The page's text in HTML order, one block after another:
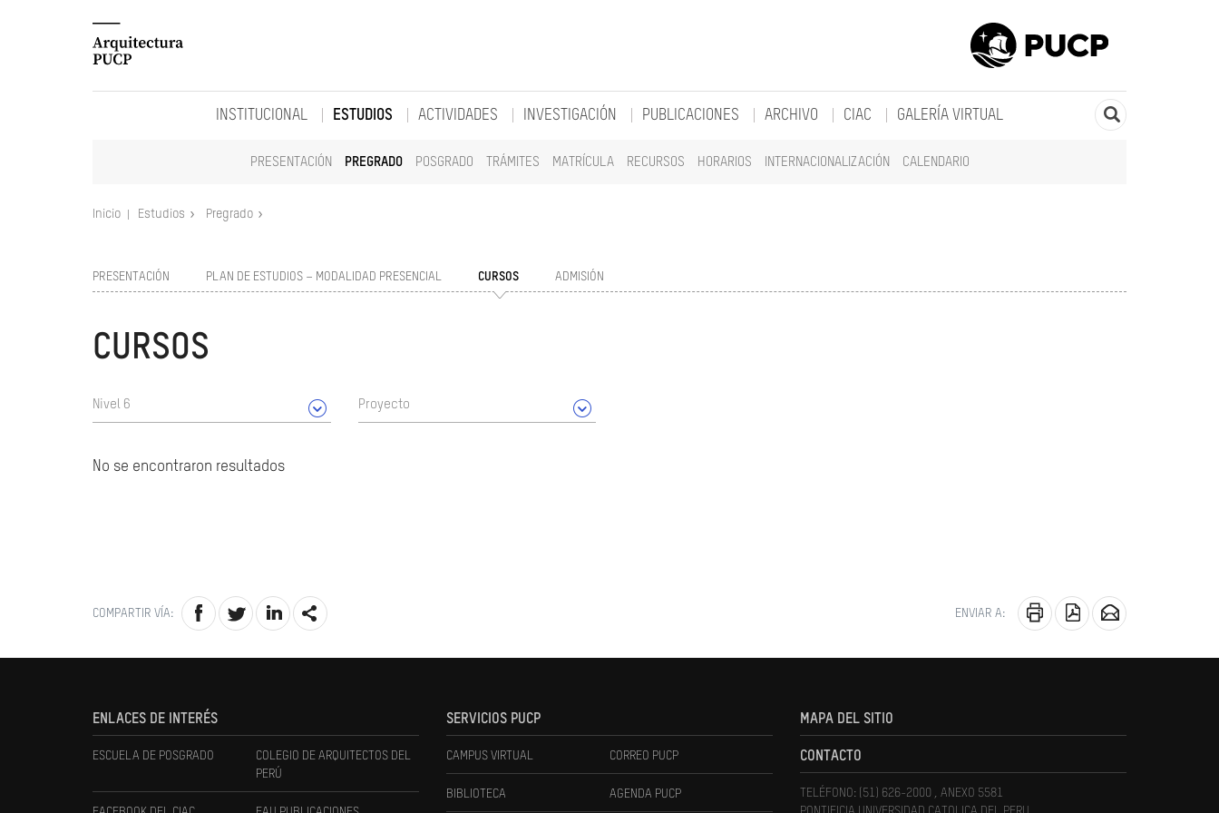
INSTITUCIONAL ESTUDIOS
PRESENTACIÓN PREGRADO POSGRADO TRÁMITES MATRÍCULA RECURSOS HORARIOS INTERNACIONALIZACIÓN CALENDARIO
ACTIVIDADES INVESTIGACIÓN PUBLICACIONES ARCHIVO CIAC GALERÍA VIRTUAL
Inicio Estudios Pregrado
PRESENTACIÓN PLAN DE ESTUDIOS – MODALIDAD PRESENCIAL CURSOS ADMISIÓN
CURSOS
Nivel 6 Proyecto
No se encontraron resultados
COMPARTIR VÍA: ENVIAR A:
ENLACES DE INTERÉS
ESCUELA DE POSGRADO
COLEGIO DE ARQUITECTOS DEL
PERÚ
SERVICIOS PUCP
CAMPUS VIRTUAL CORREO PUCP
BIBLIOTECA AGENDA PUCP
MAPA DEL SITIO
CONTACTO
TELÉFONO: (51) 626-2000 , ANEXO 5581